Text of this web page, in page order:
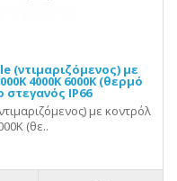
(ντιμαριζόμενος) με
4000Κ 6000Κ (θερμό
IP66
με κοντρόλ
(θε..